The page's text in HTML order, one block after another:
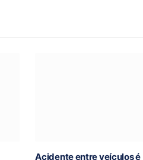
Acidente entre veículos é